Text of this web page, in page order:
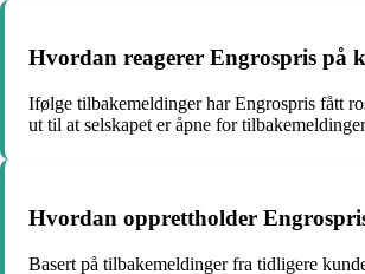
Hvordan reagerer Engrospris
Ifølge tilbakemeldinger har Engrospris fått
ut til at selskapet er åpne for
Hvordan opprettholder
Basert på tilbakemeldinger fra tidligere